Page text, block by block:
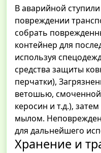
В аварийной
повреждении
собрать
контейнер для
используя
средства защиты
перчатки),
ветошью, смоченной
керосин и т.д.)‚
мылом.
для дальнейшего
Хранение и